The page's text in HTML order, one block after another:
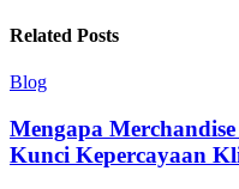
Related Posts
Blog
Mengapa
Kunci Kepercayaan